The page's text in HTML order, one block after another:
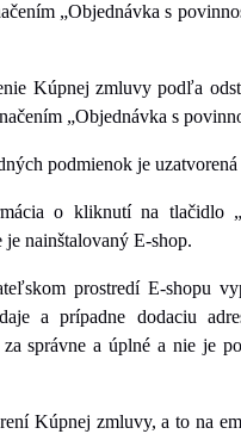
„Objednávka s
Kúpnej zmluvy podľa
„Objednávka s
podmienok je
o kliknutí na tlačidlo
nainštalovaný E-shop.
prostredí E-shopu
a prípadne dodaciu
správne a úplné a nie je
Kúpnej zmluvy, a to na